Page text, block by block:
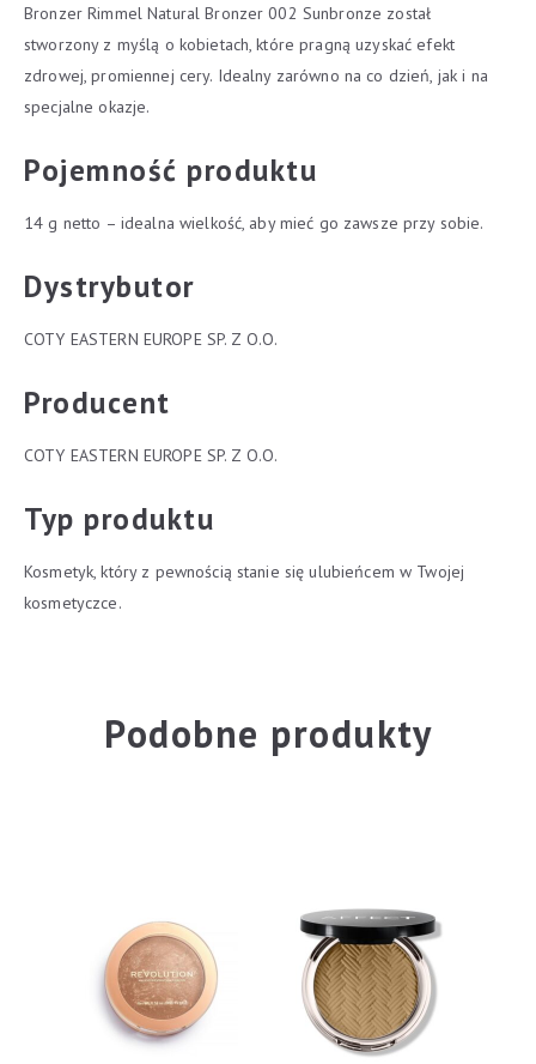
Bronzer Rimmel Natural Bronzer 002 Sunbronze został
stworzony z myślą o kobietach, które pragną uzyskać efekt
zdrowej, promiennej cery. Idealny zarówno na co dzień, jak i na
specjalne okazje.
Pojemność produktu
14 g netto – idealna wielkość, aby mieć go zawsze przy sobie.
Dystrybutor
COTY EASTERN EUROPE SP. Z O.O.
Producent
COTY EASTERN EUROPE SP. Z O.O.
Typ produktu
Kosmetyk, który z pewnością stanie się ulubieńcem w Twojej
kosmetyczce.
Podobne produkty